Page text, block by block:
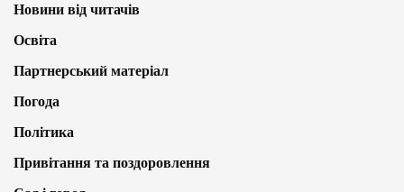
Новини від читачів
Освіта
Партнерський матеріал
Погода
Політика
Привітання та поздоровлення